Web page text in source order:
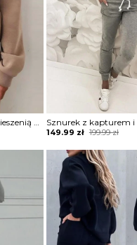
Zestaw spodni z kapturem i kieszenią długim rękawem komplet Shanon
199.99zł
Original
was:
199.99 zł.
149.99 zł
Current
is:
149.99 zł.